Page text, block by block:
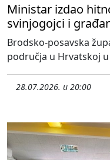
Ministar izdao
svinjogojci i
Brodsko-posavska
područja u Hrvatskoj u
28.07.2026. u 20:00